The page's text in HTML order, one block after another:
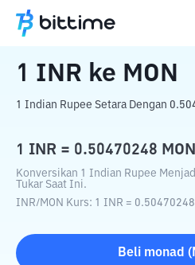
Beranda Konverter Kripto
1 INR ke MON
1 Indian Rupee Setara Dengan
1 INR = 0.50470248 MON
Konversikan 1 Indian Rupee
Tukar Saat Ini.
INR/MON Kurs: 1 INR = 0.50470248
Beli monad (